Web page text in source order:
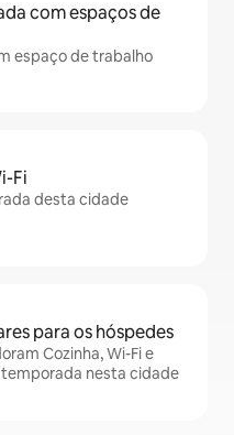
com espaços de
espaço de trabalho
Fi
desta cidade
para os hóspedes
Cozinha, Wi-Fi e
temporada nesta cidade